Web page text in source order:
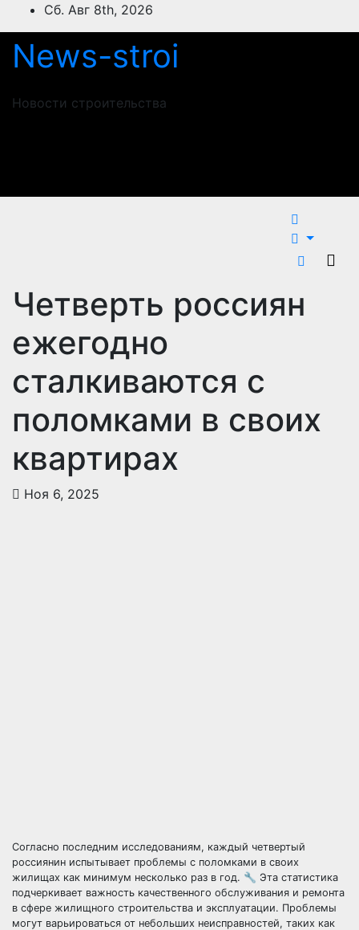
Перейти
к
содержимому
Сб. Авг 8th, 2026
News-stroi
Новости строительства
Четверть россиян
ежегодно
сталкиваются с
поломками в своих
квартирах
Ноя 6, 2025
Согласно последним исследованиям, каждый четвертый
россиянин испытывает проблемы с поломками в своих
жилищах как минимум несколько раз в год. 🔧 Эта статистика
подчеркивает важность качественного обслуживания и ремонта
в сфере жилищного строительства и эксплуатации. Проблемы
могут варьироваться от небольших неисправностей, таких как